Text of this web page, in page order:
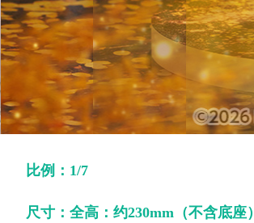
比例：1/7
尺寸： 全高：约230mm（不含底座）